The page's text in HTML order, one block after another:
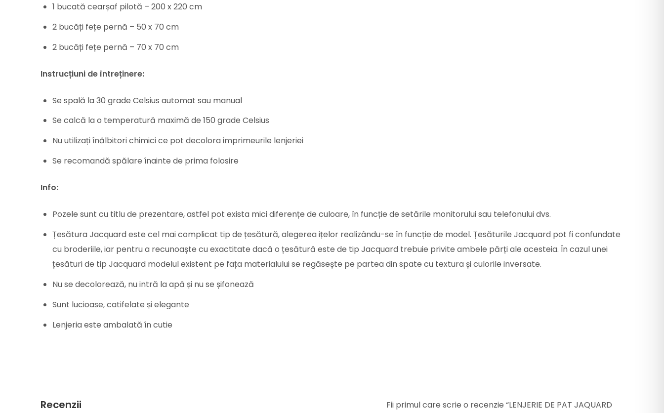
1 bucată cearșaf pilotă – 200 x 220 cm
2 bucăți fețe pernă – 50 x 70 cm
2 bucăți fețe pernă – 70 x 70 cm
Instrucțiuni de întreținere:
Se spală la 30 grade Celsius automat sau manual
Se calcă la o temperatură maximă de 150 grade Celsius
Nu utilizați înălbitori chimici ce pot decolora imprimeurile lenjeriei
Se recomandă spălare înainte de prima folosire
Info:
Pozele sunt cu titlu de prezentare, astfel pot exista mici diferențe de culoare, în funcție de setările monitorului sau telefonului dvs.
Țesătura Jacquard este cel mai complicat tip de țesătură, alegerea ițelor realizându-se în funcție de model. Țesăturile Jacquard pot fi confundate
cu broderiile, iar pentru a recunoaște cu exactitate dacă o țesătură este de tip Jacquard trebuie privite ambele părți ale acesteia. În cazul unei
țesături de tip Jacquard modelul existent pe fața materialului se regăsește pe partea din spate cu textura și culorile inversate.
Nu se decolorează, nu intră la apă și nu se șifonează
Sunt lucioase, catifelate și elegante
Lenjeria este ambalată în cutie
Recenzii
Fii primul care scrie o recenzie “LENJERIE DE PAT JAQUARD